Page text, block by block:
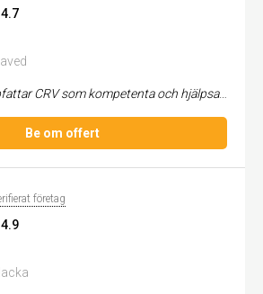
4.7
som kompetenta och hjälpsamma. Alltid snabba på att svara på mejl och telefon och alltid ett gott bemötand...
Be om offert
företag
4.9